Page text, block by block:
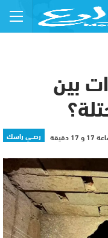
بين
رصــي راسك